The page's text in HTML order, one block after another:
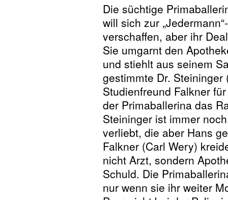
Die süchtige
will sich zur
verschaffen, aber ihr
Sie umgarnt den
und stiehlt aus seinem
gestimmte Dr.
Studienfreund Falkner
der Primaballerina das
Steininger ist immer
verliebt, die aber Hans
Falkner (Carl Wery)
nicht Arzt, sondern
Schuld. Die
nur wenn sie ihr weiter